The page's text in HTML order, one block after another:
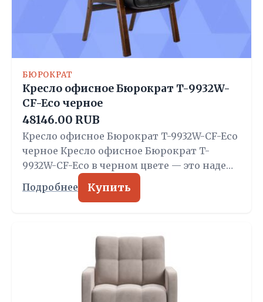
БЮРОКРАТ
Кресло офисное Бюрократ T-9932W-
CF-Eco черное
48146.00 RUB
Кресло офисное Бюрократ T-9932W-CF-Eco
черное Кресло офисное Бюрократ T-
9932W-CF-Eco в черном цвете — это наде…
Подробнее Купить